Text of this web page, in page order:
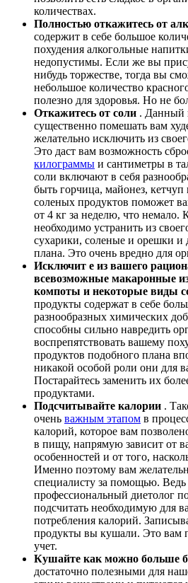
количествах.
Полностью откажитесь от
содержит в себе большое
похудения алкогольные
недопустимы. Если же вы
нибудь торжестве, тогда вы
небольшое количество
полезно для здоровья. Но не
Откажитесь от соли . Данный
существенно помешать вам
желательно исключить из
Это даст вам возможность
килограммы и сантиметры в
соли включают в себя
быть горчица, майонез, кетчуп
соленых продуктов поможет
от 4 кг за неделю, что немало.
необходимо устранить из
сухарики, соленые и орешки
плана. Это очень вредно для
Исключит е из вашего
всевозможные макаронные
компоты и некоторые виды
продукты содержат в себе
разнообразных химических
способны сильно навредить
воспрепятствовать вашему
продуктов подобного плана
никакой особой роли они для
Постарайтесь заменить их
продуктами.
Подсчитывайте калории .
очень важным этапом в
калорий, которое вам
в пищу, напрямую зависит от
особенностей и от того,
Именно поэтому вам
специалисту за помощью.
профессиональный диетолог
подсчитать необходимую для
потребления калорий.
продукты вы кушали. Это вам
учет.
Кушайте как можно больше
достаточно полезными для